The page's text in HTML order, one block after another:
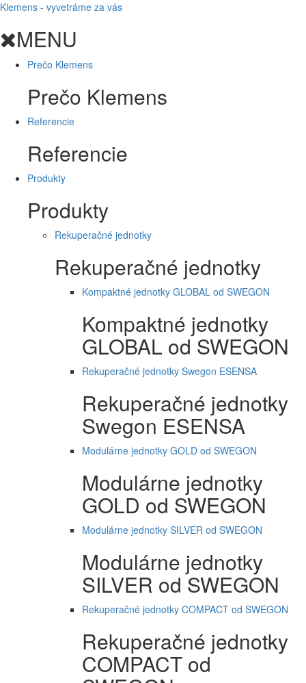
Klemens - vyvetráme za vás
MENU
Prečo Klemens
Prečo Klemens
Referencie
Referencie
Produkty
Produkty
Rekuperačné jednotky
Rekuperačné jednotky
Kompaktné jednotky GLOBAL od SWEGON
Kompaktné jednotky
GLOBAL od SWEGON
Rekuperačné jednotky Swegon ESENSA
Rekuperačné jednotky
Swegon ESENSA
Modulárne jednotky GOLD od SWEGON
Modulárne jednotky
GOLD od SWEGON
Modulárne jednotky SILVER od SWEGON
Modulárne jednotky
SILVER od SWEGON
Rekuperačné jednotky COMPACT od SWEGON
Rekuperačné jednotky
COMPACT od